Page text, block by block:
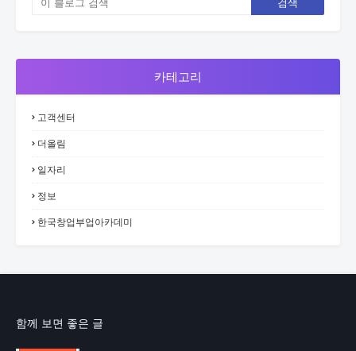
카테고리
고객센터
더올림
일자리
정보
한국창업부업아카데미
함께 보면 좋은 글